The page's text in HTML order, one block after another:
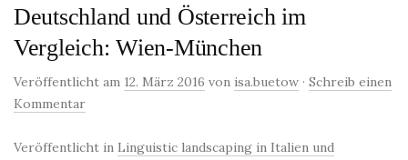
Deutschland und Österreich im
Vergleich: Wien-München
Veröffentlicht am 12. März 2016 von isa.buetow · Schreib einen
Kommentar
Veröffentlicht in Linguistic landscaping in Italien und